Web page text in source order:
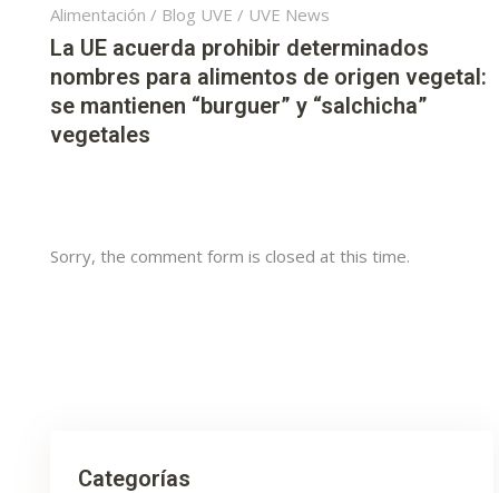
Alimentación / Blog UVE / UVE News
La UE acuerda prohibir determinados
nombres para alimentos de origen vegetal:
se mantienen “burguer” y “salchicha”
vegetales
Sorry, the comment form is closed at this time.
Categorías